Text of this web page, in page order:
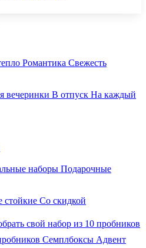
Романтика Свежесть
вечеринки В отпуск На каждый
наборы Подарочные
стойкие Со скидкой
свой набор из 10 пробников
Семплбоксы Адвент